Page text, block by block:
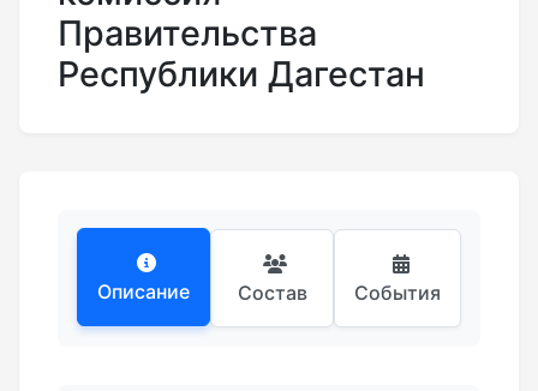
Правительства
Республики Дагестан
Описание Состав События